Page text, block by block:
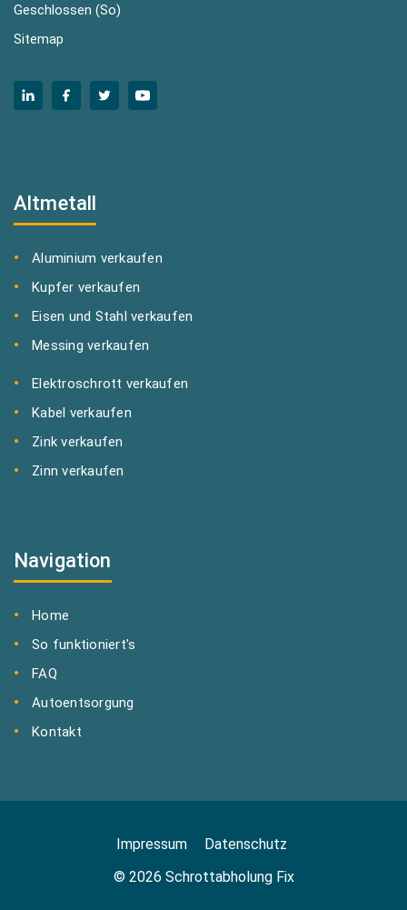
Geschlossen (So)
Sitemap
Altmetall
Aluminium verkaufen
Kupfer verkaufen
Eisen und Stahl verkaufen
Messing verkaufen
Elektroschrott verkaufen
Kabel verkaufen
Zink verkaufen
Zinn verkaufen
Navigation
Home
So funktioniert's
FAQ
Autoentsorgung
Kontakt
© 2026 Schrottabholung Fix
Impressum Datenschutz